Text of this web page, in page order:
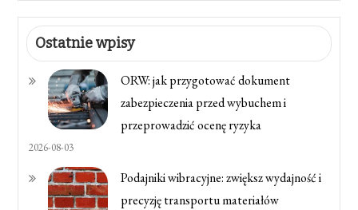
Ostatnie wpisy
ORW: jak przygotować dokument
zabezpieczenia przed wybuchem i
przeprowadzić ocenę ryzyka
2026-08-03
Podajniki wibracyjne: zwiększ wydajność i
precyzję transportu materiałów